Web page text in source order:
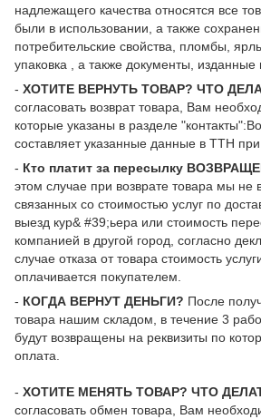
надлежащего качества относятся все
были в использовании, а также
потребительские свойства, пломбы,
упаковка , а также документы, изданные
- ХОТИТЕ ВЕРНУТЬ ТОВАР? ЧТО
согласовать возврат товара, Вам
которые указаны в разделе
составляет указанные данные в ТТН
- Кто платит за пересылку
этом случае при возврате товара мы не
связанных со стоимостью услуг по
выезд кур& #39;ьера или стоимость
компанией в другой город, согласно
случае отказа от товара стоимость
оплачивается покупателем.
- КОГДА ВЕРНУТ ДЕНЬГИ? После
товара нашим складом, в течение 3
будут возвращены на реквизиты по
оплата.
- ХОТИТЕ МЕНЯТЬ ТОВАР? ЧТО
согласовать обмен товара, Вам